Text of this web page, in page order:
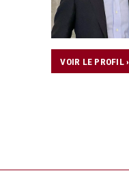
VOIR LE PROFIL ›